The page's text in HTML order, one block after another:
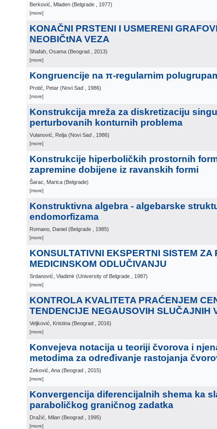
Berković, Mladen (Belgrade , 1977)
[more]
KONAČNI PRSTENI I USMERENI
NEOBIČtNA VEZA
Shafah, Osama (Beograd , 2013)
[more]
Kongruencije na π-regularnim
Protić, Petar (Novi Sad , 1986)
[more]
Konstrukcija mreža za diskretizaciju
perturbovanih konturnih problema
Vulanović, Relja (Novi Sad , 1986)
[more]
Konstrukcije hiperboličkih prostornih
zapremine dobijene iz ravanskih formi
Šarac, Marica (Belgrade)
[more]
Konstruktivna algebra - algebarske
endomorfizama
Romano, Daniel (Belgrade , 1985)
[more]
KONSULTATIVNI EKSPERTNI SISTEM ZA
MEDICINSKOM ODLUČIVANJU
Srdanović, Vladimir (University of Belgrade , 1987)
[more]
KONTROLA KVALITETA PRAĆENJEM
TENDENCIJE NEGAUSOVIH SLUČAJNIH
Veljković, Kristina (Beograd , 2016)
[more]
Konvejeva notacija u teoriji čvorova i
metodima za određivanje rastojanja
Zeković, Ana (Beograd , 2015)
[more]
Konvergencija diferencijalnih shema ka
paraboličkog graničnog zadatka
Dražić, Milan (Beograd , 1995)
[more]